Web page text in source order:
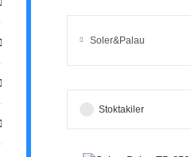
Soler&Palau
Stoktakiler